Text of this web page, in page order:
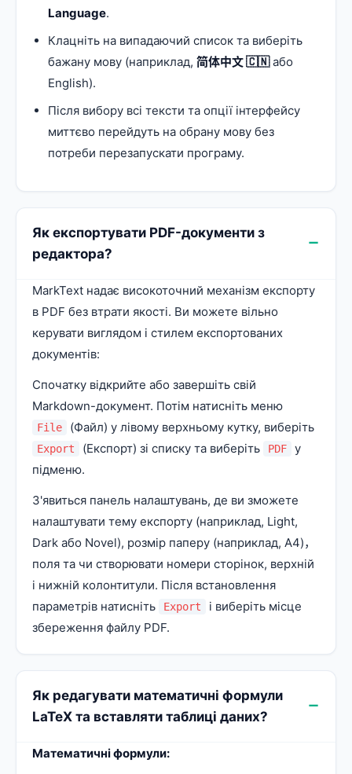
Language.
Клацніть на випадаючий список та виберіть
бажану мову (наприклад, 简体中文 🇨🇳або
English).
Після вибору всі тексти та опції інтерфейсу
миттєво перейдуть на обрану мову без
потреби перезапускати програму.
Як експортувати PDF-документи з
редактора?
MarkText надає високоточний механізм експорту
в PDF без втрати якості. Ви можете вільно
керувати виглядом і стилем експортованих
документів:
Спочатку відкрийте або завершіть свій
Markdown-документ. Потім натисніть меню
File (Файл) у лівому верхньому кутку, виберіть
Export (Експорт) зі списку та виберіть PDF
у
підменю.
З'явиться панель налаштувань, де ви зможете
налаштувати тему експорту (наприклад, Light,
Dark або Novel), розмір паперу (наприклад, A4)，
поля та чи створювати номери сторінок, верхній
і нижній колонтитули. Після встановлення
параметрів натисніть
Export
і виберіть місце
збереження файлу PDF.
Як редагувати математичні формули
LaTeX та вставляти таблиці даних?
Математичні формули: